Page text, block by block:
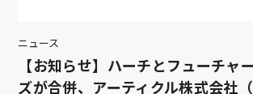
ニュース
【お知らせ】ハーチとフューチャ
ズが合併、アーティクル株式会社